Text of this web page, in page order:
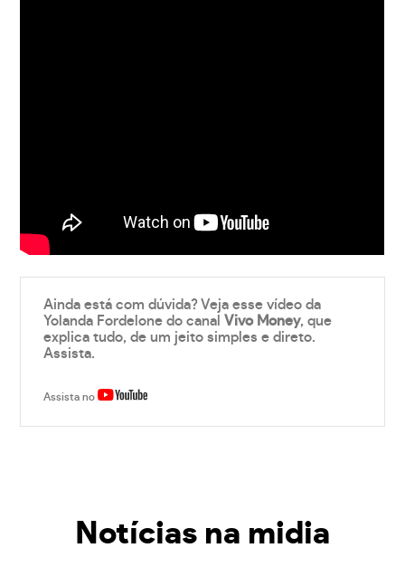
Ainda está com dúvida? Veja esse vídeo da
Yolanda Fordelone do canalVivo Money, que
explica tudo, de um jeito simples e direto.
Assista.
Assista no
Notícias na midia